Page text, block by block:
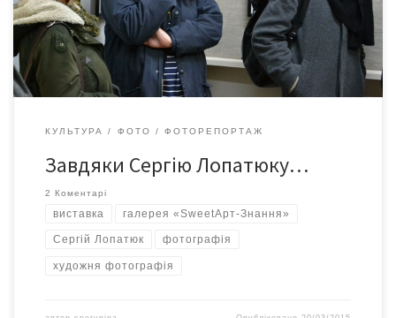
КУЛЬТУРА ФОТО ФОТОРЕПОРТАЖ
Завдяки Сергію Лопатюку…
2 Коментарі
виставка галерея «SweetАрт-Знання»
Сергій Лопатюк фотографія
художня фотографія